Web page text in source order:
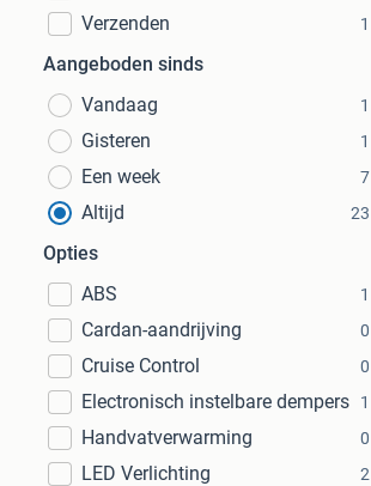
Verzenden 1
Aangeboden sinds
Vandaag
1
Gisteren 1
Een week 7
Altijd 23
Opties
ABS
1
Cardan-aandrijving 0
Cruise Control 0
Electronisch instelbare dempers 1
Handvatverwarming 0
LED Verlichting 2